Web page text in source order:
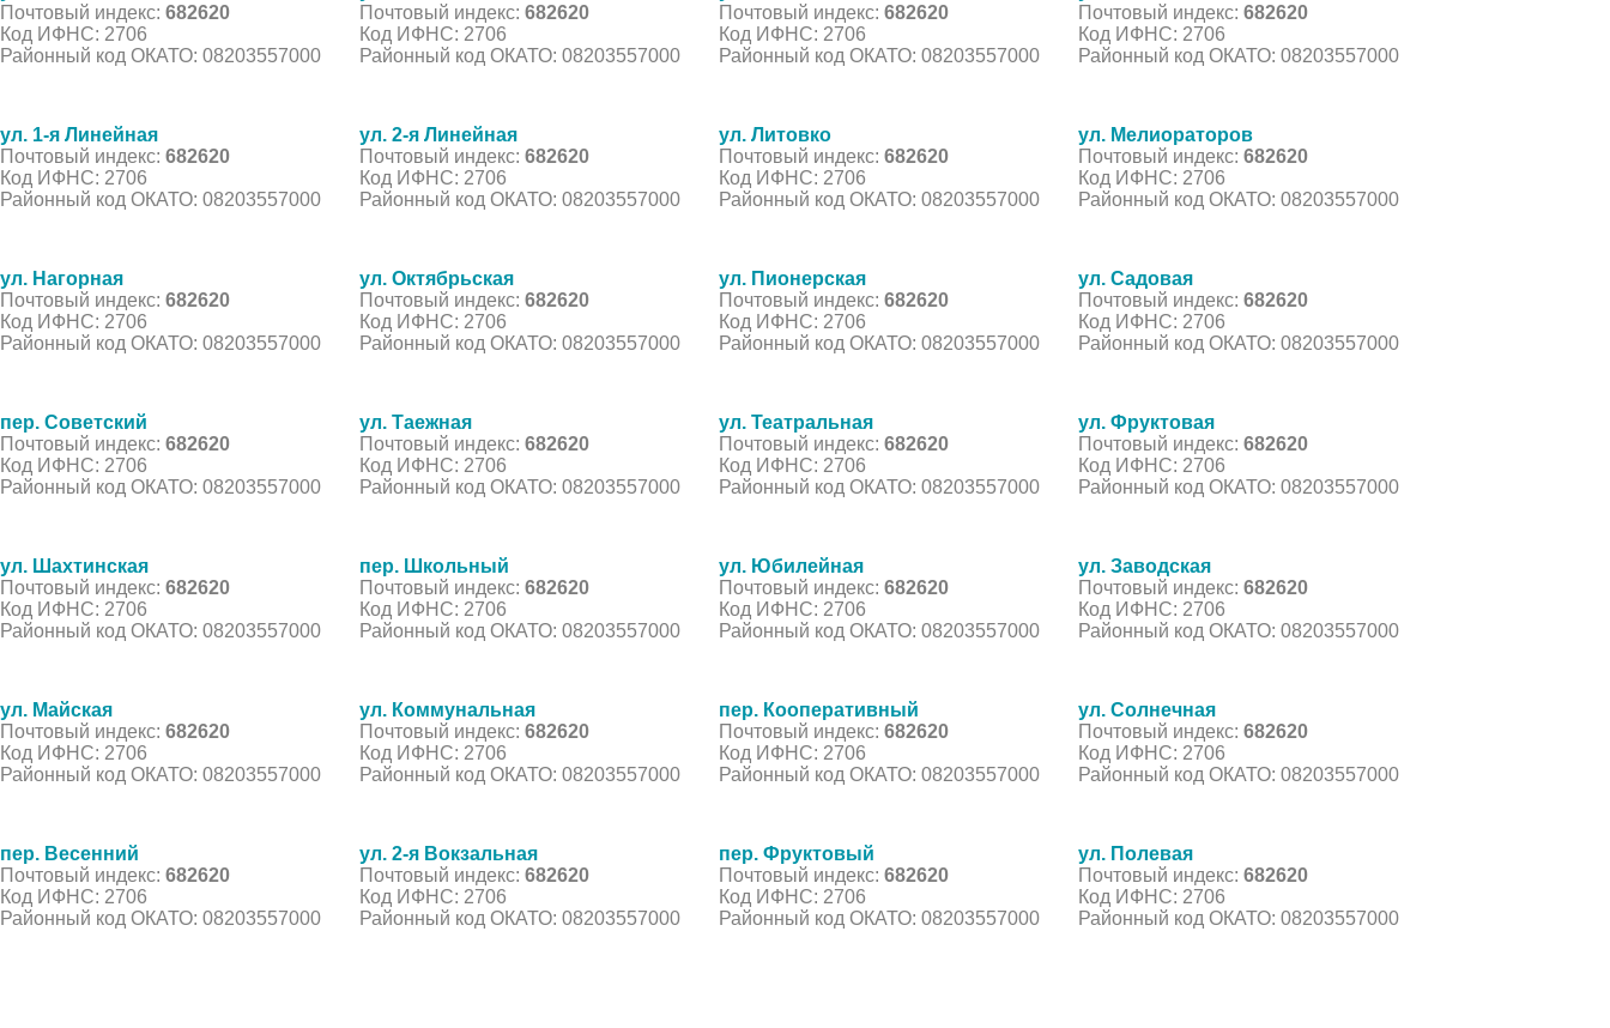
Почтовый индекс: 682620
Код ИФНС: 2706
Районный код ОКАТО: 08203557000
Почтовый индекс: 682620
Код ИФНС: 2706
Районный код ОКАТО: 08203557000
Почтовый индекс: 682620
Код ИФНС: 2706
Районный код ОКАТО: 08203557000
Почтовый индекс: 682620
Код ИФНС: 2706
Районный код ОКАТО: 08203557000
ул. 1-я Линейная
Почтовый индекс: 682620
Код ИФНС: 2706
Районный код ОКАТО: 08203557000
ул. 2-я Линейная
Почтовый индекс: 682620
Код ИФНС: 2706
Районный код ОКАТО: 08203557000
ул. Литовко
Почтовый индекс: 682620
Код ИФНС: 2706
Районный код ОКАТО: 08203557000
ул. Мелиораторов
Почтовый индекс: 682620
Код ИФНС: 2706
Районный код ОКАТО: 08203557000
ул. Нагорная
Почтовый индекс: 682620
Код ИФНС: 2706
Районный код ОКАТО: 08203557000
ул. Октябрьская
Почтовый индекс: 682620
Код ИФНС: 2706
Районный код ОКАТО: 08203557000
ул. Пионерская
Почтовый индекс: 682620
Код ИФНС: 2706
Районный код ОКАТО: 08203557000
ул. Садовая
Почтовый индекс: 682620
Код ИФНС: 2706
Районный код ОКАТО: 08203557000
пер. Советский
Почтовый индекс: 682620
Код ИФНС: 2706
Районный код ОКАТО: 08203557000
ул. Таежная
Почтовый индекс: 682620
Код ИФНС: 2706
Районный код ОКАТО: 08203557000
ул. Театральная
Почтовый индекс: 682620
Код ИФНС: 2706
Районный код ОКАТО: 08203557000
ул. Фруктовая
Почтовый индекс: 682620
Код ИФНС: 2706
Районный код ОКАТО: 08203557000
ул. Шахтинская
Почтовый индекс: 682620
Код ИФНС: 2706
Районный код ОКАТО: 08203557000
пер. Школьный
Почтовый индекс: 682620
Код ИФНС: 2706
Районный код ОКАТО: 08203557000
ул. Юбилейная
Почтовый индекс: 682620
Код ИФНС: 2706
Районный код ОКАТО: 08203557000
ул. Заводская
Почтовый индекс: 682620
Код ИФНС: 2706
Районный код ОКАТО: 08203557000
ул. Майская
Почтовый индекс: 682620
Код ИФНС: 2706
Районный код ОКАТО: 08203557000
ул. Коммунальная
Почтовый индекс: 682620
Код ИФНС: 2706
Районный код ОКАТО: 08203557000
пер. Кооперативный
Почтовый индекс: 682620
Код ИФНС: 2706
Районный код ОКАТО: 08203557000
ул. Солнечная
Почтовый индекс: 682620
Код ИФНС: 2706
Районный код ОКАТО: 08203557000
пер. Весенний
Почтовый индекс: 682620
Код ИФНС: 2706
Районный код ОКАТО: 08203557000
ул. 2-я Вокзальная
Почтовый индекс: 682620
Код ИФНС: 2706
Районный код ОКАТО: 08203557000
пер. Фруктовый
Почтовый индекс: 682620
Код ИФНС: 2706
Районный код ОКАТО: 08203557000
ул. Полевая
Почтовый индекс: 682620
Код ИФНС: 2706
Районный код ОКАТО: 08203557000